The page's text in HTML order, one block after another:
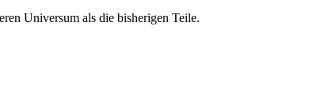
Universum als die bisherigen Teile.